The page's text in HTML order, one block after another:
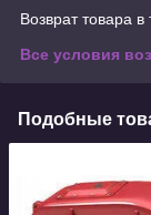
Возврат товара
Все условия
Подобные